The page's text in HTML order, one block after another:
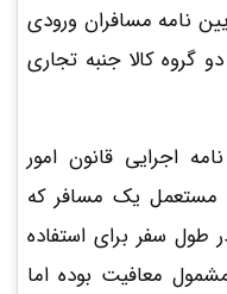
نامه مسافران ورودی
گروه کالا جنبه تجاری
ماده 135 آیین نامه اجرایی قانون امور
مستعمل یک مسافر که
سفر برای استفاده
معافیت بوده اما